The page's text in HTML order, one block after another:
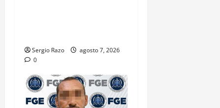
Sergio Razo
agosto 7, 2026
0